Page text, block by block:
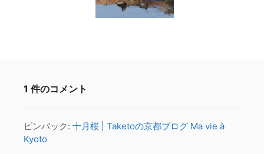
1 件のコメント
ピンバック: 十月桜 | Taketoの京都ブログ Ma vie à
Kyoto